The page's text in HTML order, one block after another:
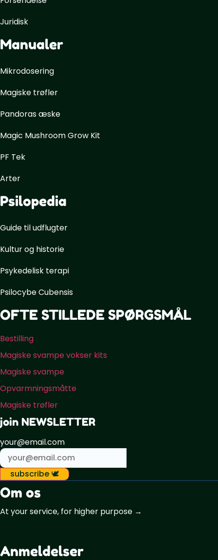
Juridisk
Manualer
Mikrodosering
Magiske trøfler
Pandoras æske
Magic Mushroom Grow Kit
PF Tek
Arter
Psilopedia
Guide til udflugter
Kultur og historie
Psykedelisk terapi
Psilocybe Cubensis
OFTE STILLEDE SPØRGSMÅL
Bestilling
Magiske svampe vokser kits
Magiske svampe
Opvarmningsmåtte
Magiske trøfler
join NEWSLETTER
your@email.com
subscribe 🕊️
Om os
At your service, for higher purpose →
Anmeldelser